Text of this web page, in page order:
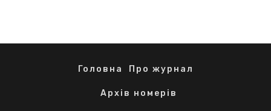
Головна Про журнал
Архів номерів